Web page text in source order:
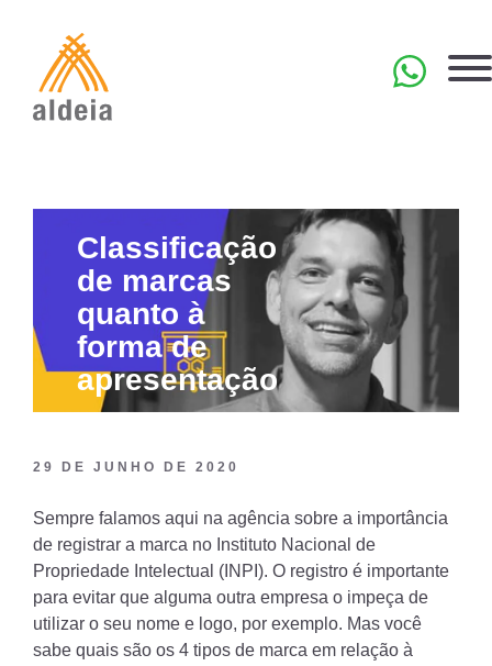
content
Classificação
de marcas
quanto à
forma de
apresentação
29 DE JUNHO DE 2020
Sempre falamos aqui na agência sobre a importância
de registrar a marca no Instituto Nacional de
Propriedade Intelectual (INPI). O registro é importante
para evitar que alguma outra empresa o impeça de
utilizar o seu nome e logo, por exemplo. Mas você
sabe quais são os 4 tipos de marca em relação à